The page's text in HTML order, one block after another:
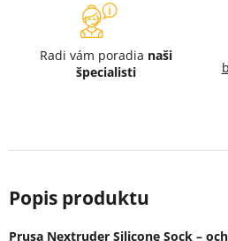
Radi vám poradia naši
špecialisti
Prusa Nextruder Silicone Sock –